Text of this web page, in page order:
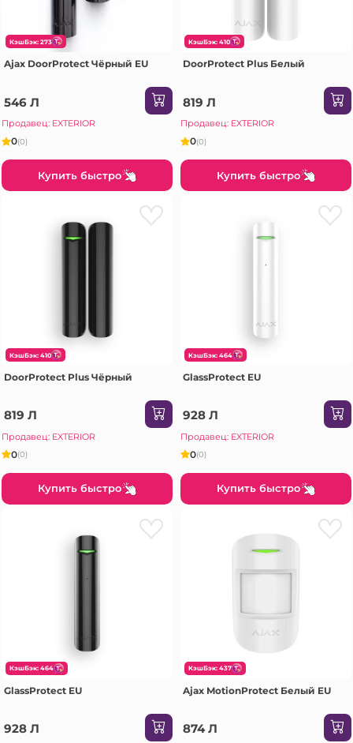
КэшБэк: 273
Ajax DoorProtect Чёрный EU
546 Л
Продавец: EXTERIOR
0(0)
Купить быстро
КэшБэк: 410
DoorProtect Plus Белый
819 Л
Продавец: EXTERIOR
0(0)
Купить быстро
КэшБэк: 410
DoorProtect Plus Чёрный
819 Л
Продавец: EXTERIOR
0(0)
Купить быстро
КэшБэк: 464
GlassProtect EU
928 Л
Продавец: EXTERIOR
0(0)
Купить быстро
КэшБэк: 464
GlassProtect EU
928 Л
КэшБэк: 437
Ajax MotionProtect Белый EU
874 Л